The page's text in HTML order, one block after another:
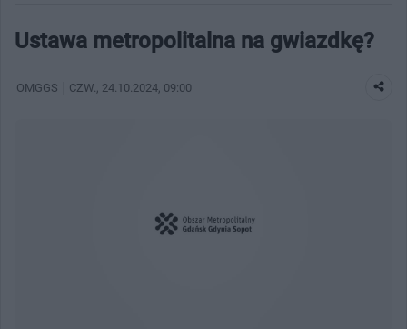
Ustawa metropolitalna na gwiazdkę?
OMGGS CZW. , 24.10.2024, 09:00